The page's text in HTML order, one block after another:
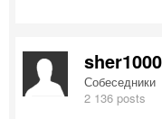
sher1000
Собеседники
2 136 posts